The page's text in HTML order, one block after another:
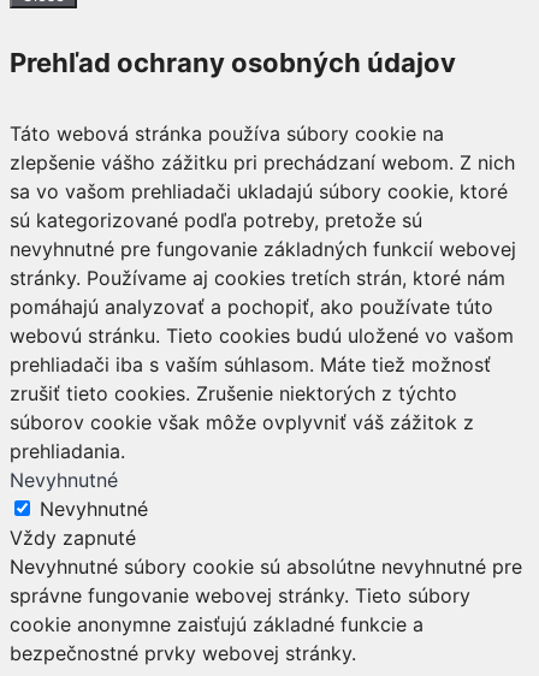
Prehľad ochrany osobných údajov
Táto webová stránka používa súbory cookie na
zlepšenie vášho zážitku pri prechádzaní webom. Z nich
sa vo vašom prehliadači ukladajú súbory cookie, ktoré
sú kategorizované podľa potreby, pretože sú
nevyhnutné pre fungovanie základných funkcií webovej
stránky. Používame aj cookies tretích strán, ktoré nám
pomáhajú analyzovať a pochopiť, ako používate túto
webovú stránku. Tieto cookies budú uložené vo vašom
prehliadači iba s vaším súhlasom. Máte tiež možnosť
zrušiť tieto cookies. Zrušenie niektorých z týchto
súborov cookie však môže ovplyvniť váš zážitok z
prehliadania.
Nevyhnutné
Nevyhnutné
Vždy zapnuté
Nevyhnutné súbory cookie sú absolútne nevyhnutné pre
správne fungovanie webovej stránky. Tieto súbory
cookie anonymne zaisťujú základné funkcie a
bezpečnostné prvky webovej stránky.